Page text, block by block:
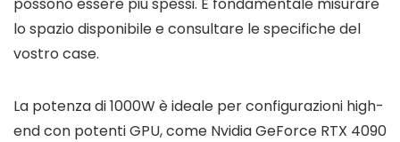
lo spazio disponibile e consultare le specifiche del
vostro case.
La potenza di 1000W è ideale per configurazioni high-
end con potenti GPU, come Nvidia GeForce RTX 4090